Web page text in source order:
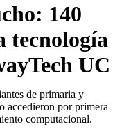
140
tecnología
UC
de primaria y
accedieron por primera
computacional.